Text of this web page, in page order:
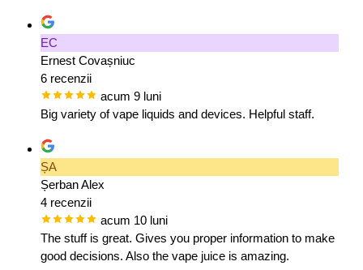
EC
Ernest Covașniuc
6 recenzii
acum 9 luni
Big variety of vape liquids and devices. Helpful staff.
ȘA
Șerban Alex
4 recenzii
acum 10 luni
The stuff is great. Gives you proper information to make
good decisions. Also the vape juice is amazing.